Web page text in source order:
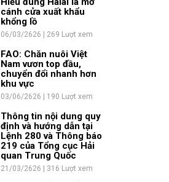
cánh cửa xuất khẩu
khổng lồ
06/03/2626 | 269 Lượt xem
FAO: Chăn nuôi Việt
Nam vươn top đầu,
chuyển đổi nhanh hơn
khu vực
03/06/2626 | 190 Lượt xem
Thông tin nội dung quy
định và hướng dẫn tại
Lệnh 280 và Thông báo
219 của Tổng cục Hải
quan Trung Quốc
21/03/2626 | 316 Lượt xem